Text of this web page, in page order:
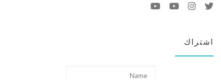
اشتراك